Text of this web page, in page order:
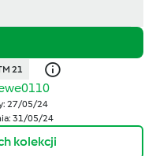
21
27/05/24
31/05/24
kolekcji